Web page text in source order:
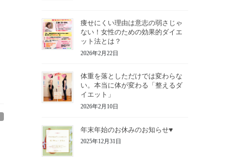
痩せにくい理由は意志の弱さじゃ
ない！女性のための効果的ダイエ
ット法とは？
2026年2月22日
体重を落としただけでは変わらな
い。本当に体が変わる「整えるダ
イエット」
2026年2月10日
年末年始のお休みのお知らせ♥️
2025年12月31日